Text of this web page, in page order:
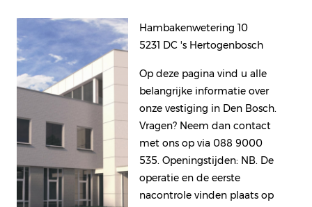
Hambakenwetering 10
5231 DC 's Hertogenbosch
Op deze pagina vind u alle
belangrijke informatie over
onze vestiging in Den Bosch.
Vragen? Neem dan contact
met ons op via 088 9000
535. Openingstijden: NB. De
operatie en de eerste
nacontrole vinden plaats op